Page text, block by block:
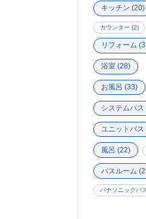
キッチン (20)
カウンター (2)
リフォーム
浴室 (28)
お風呂 (33)
システムバス
ユニットバス
風呂 (22)
バスルーム
パナソニックバ